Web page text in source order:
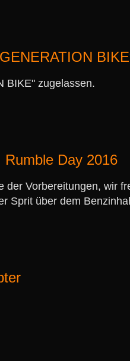
BIKE" zugelassen.
Day 2016
der Vorbereitungen, wir
Sprit über dem